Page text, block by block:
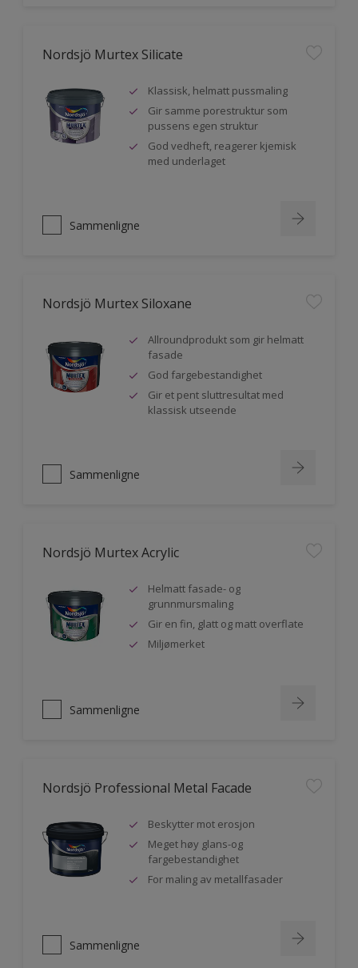
Nordsjö Murtex Silicate
Klassisk, helmatt pussmaling
Gir samme porestruktur som
pussens egen struktur
God vedheft, reagerer kjemisk
med underlaget
Sammenligne
Nordsjö Murtex Siloxane
Allroundprodukt som gir helmatt
fasade
God fargebestandighet
Gir et pent sluttresultat med
klassisk utseende
Sammenligne
Nordsjö Murtex Acrylic
Helmatt fasade- og
grunnmursmaling
Gir en fin, glatt og matt overflate
Miljømerket
Sammenligne
Nordsjö Professional Metal Facade
Beskytter mot erosjon
Meget høy glans-og
fargebestandighet
For maling av metallfasader
Sammenligne